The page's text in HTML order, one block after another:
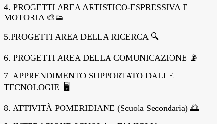
4. PROGETTI AREA ARTISTICO-ESPRESSIVA E
MOTORIA 🎨👟
5.PROGETTI AREA DELLA RICERCA 🔍
6. PROGETTI AREA DELLA COMUNICAZIONE 📡
7. APPRENDIMENTO SUPPORTATO DALLE
TECNOLOGIE 🖥
8. ATTIVITÀ POMERIDIANE (Scuola Secondaria) 🌅